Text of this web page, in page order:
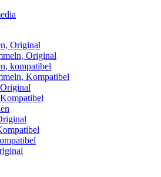
Original
Original
kompatibel
Kompatibel